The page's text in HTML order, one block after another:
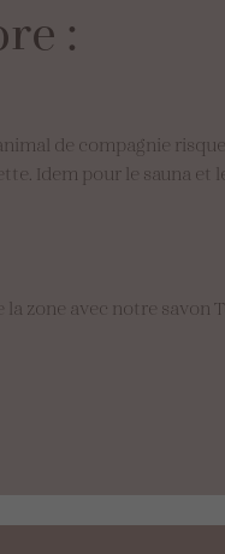
:
de compagnie
Idem pour le sauna et
zone avec notre savon